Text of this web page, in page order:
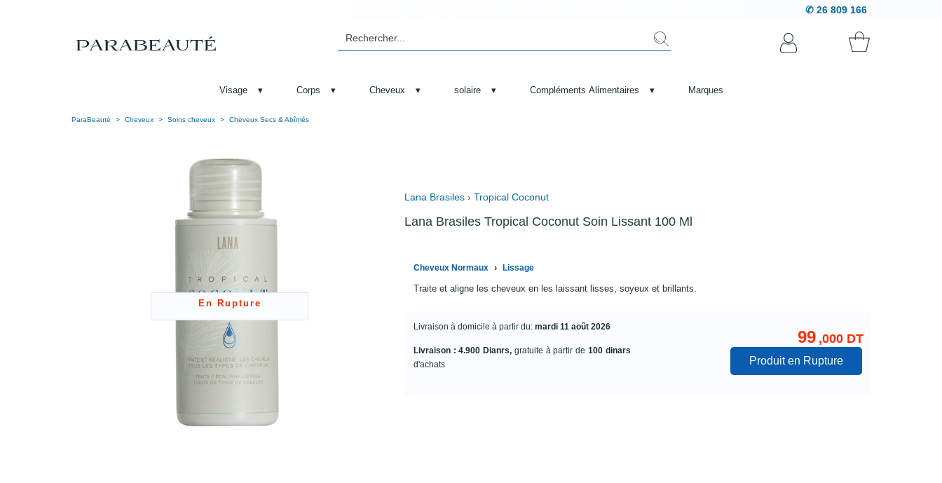
✆ 26 809 166
Visage ▾ Corps ▾ Cheveux ▾ solaire ▾ Compléments Alimentaires ▾ Marques
ParaBeauté Cheveux Soins cheveux Cheveux Secs & Abîmés
En Rupture
Lana Brasiles › Tropical Coconut
Lana Brasiles Tropical Coconut Soin Lissant 100 Ml
Cheveux Normaux › Lissage
Traite et aligne les cheveux en les laissant lisses, soyeux et brillants.
Livraison à domicile à partir du: mardi 11 août 2026
Livraison : 4.900 Dianrs, gratuite à partir de 100 dinars
d'achats
99 ,000 DT
Produit en Rupture